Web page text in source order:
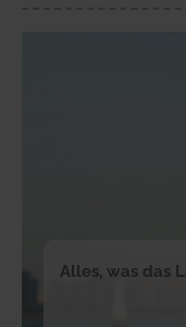
Alles, was das